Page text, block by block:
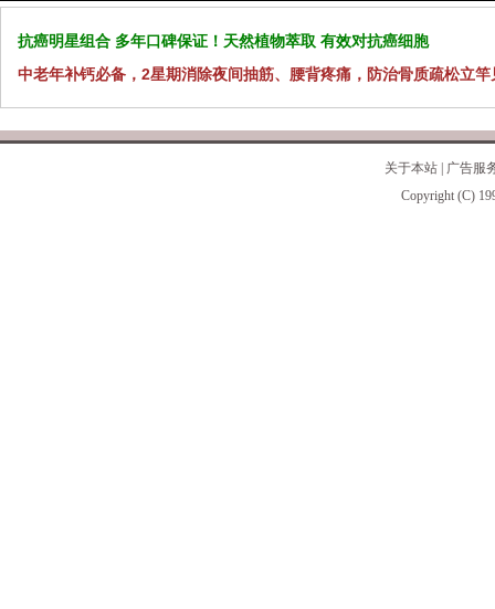
抗癌明星组合 多年口碑保证！天然植物萃取 有效对抗癌细胞
中老年补钙必备，2星期消除夜间抽筋、腰背疼痛，防治骨质疏松立竿
关于本站
广告服
Copyright (C)